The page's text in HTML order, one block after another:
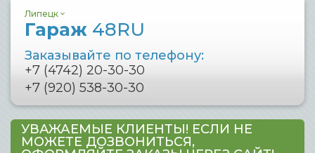
Липецк
Гараж 48RU
Заказывайте по телефону:
+7 (4742) 20-30-30
+7 (920) 538-30-30
УВАЖАЕМЫЕ КЛИЕНТЫ! ЕСЛИ НЕ
МОЖЕТЕ ДОЗВОНИТЬСЯ,